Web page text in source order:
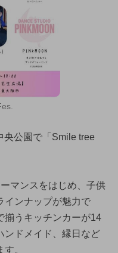
央公園で「Smile tree
マンスをはじめ、子供
インナップが魅力で
揃うキッチンカーが14
ンドメイド、縁日など
。